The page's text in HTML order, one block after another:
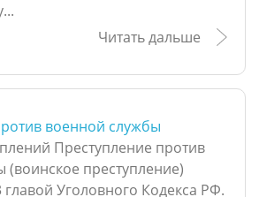
Читать дальше
военной службы
Преступление против
преступление)
главой Уголовного Кодекса РФ.